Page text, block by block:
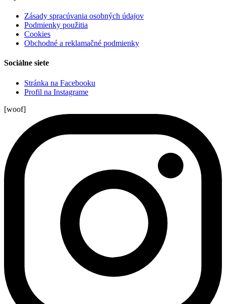
Zásady spracúvania osobných údajov
Podmienky použitia
Cookies
Obchodné a reklamačné podmienky
Sociálne siete
Stránka na Facebooku
Profil na Instagrame
[woof]